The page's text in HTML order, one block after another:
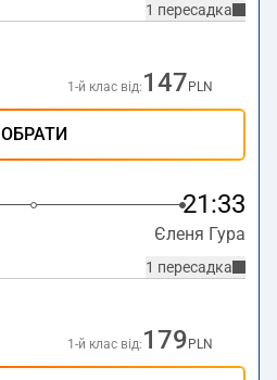
1 пересадка
1-й клас від: 147 PLN
ОБРАТИ
21:33
Єленя Гура
1 пересадка
1-й клас від: 179 PLN